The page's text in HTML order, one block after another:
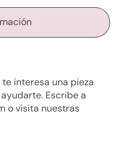
interesa una pieza
Escribe a
o visita nuestras